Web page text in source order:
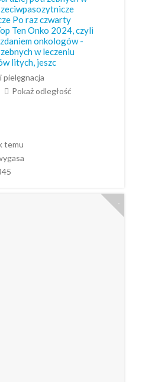
Po raz czwarty
Ten Onko 2024, czyli
onkologów -
w leczeniu
litych, jeszc
pielęgnacja
Pokaż odległość
temu